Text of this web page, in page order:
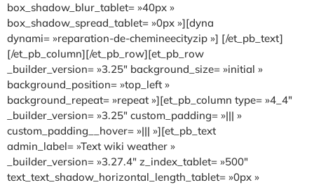
box_shadow_blur_tablet= »40px »
box_shadow_spread_tablet= »0px »][dyna
dynami= »reparation-de-chemineecityzip »] [/et_pb_text]
[/et_pb_column][/et_pb_row][et_pb_row
_builder_version= »3.25″ background_size= »initial »
background_position= »top_left »
background_repeat= »repeat »][et_pb_column type= »4_4″
_builder_version= »3.25″ custom_padding= »||| »
custom_padding__hover= »||| »][et_pb_text
admin_label= »Text wiki weather »
_builder_version= »3.27.4″ z_index_tablet= »500″
text_text_shadow_horizontal_length_tablet= »0px »